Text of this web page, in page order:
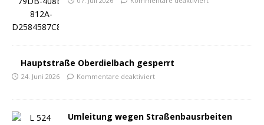
Hauptstraße Oberdielbach gesperrt
24. Juni 2026 Kommentare deaktiviert
Umleitung wegen Straßenbausrbeiten